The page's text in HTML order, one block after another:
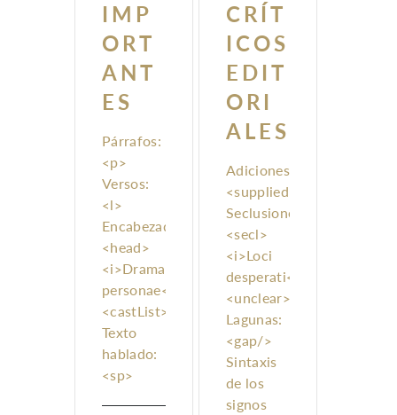
IMP
ORT
ANT
ES
Párrafos:
<p>
Versos:
<l>
Encabezados:
<head>
<i>Dramatis
personae</i>:
<castList>
Texto
hablado:
<sp>
CRÍT
ICOS
EDIT
ORI
ALES
Adiciones:
<supplied>
Seclusiones:
<secl>
<i>Loci
desperati</i>:
<unclear>
Lagunas:
<gap/>
Sintaxis
de los
signos